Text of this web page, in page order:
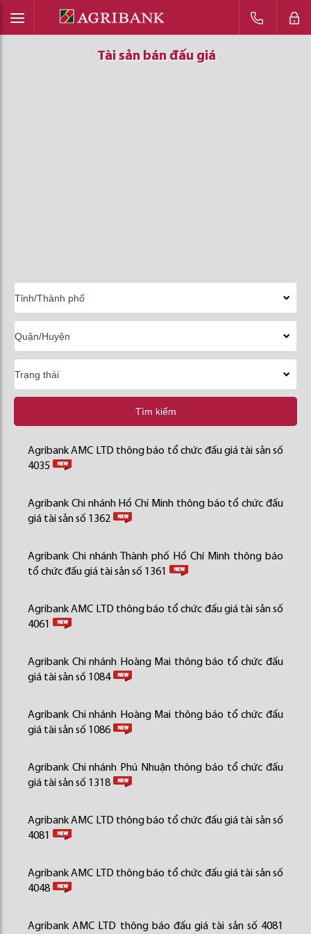
Tài sản bán đấu giá
Tài sản bán đấu giá
Tài sản bán đấu giá
Tìm kiếm
Agribank AMC LTD thông báo tổ chức đấu giá tài sản số
4035
Agribank Chi nhánh Hồ Chí Minh thông báo tổ chức đấu
giá tài sản số 1362
Agribank Chi nhánh Thành phố Hồ Chí Minh thông báo
tổ chức đấu giá tài sản số 1361
Agribank AMC LTD thông báo tổ chức đấu giá tài sản số
4061
Agribank Chi nhánh Hoàng Mai thông báo tổ chức đấu
giá tài sản số 1084
Agribank Chi nhánh Hoàng Mai thông báo tổ chức đấu
giá tài sản số 1086
Agribank Chi nhánh Phú Nhuận thông báo tổ chức đấu
giá tài sản số 1318
Agribank AMC LTD thông báo tổ chức đấu giá tài sản số
4081
Agribank AMC LTD thông báo tổ chức đấu giá tài sản số
4048
Agribank AMC LTD thông báo đấu giá tài sản số 4081